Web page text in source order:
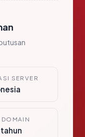
SERVER
DOMAIN